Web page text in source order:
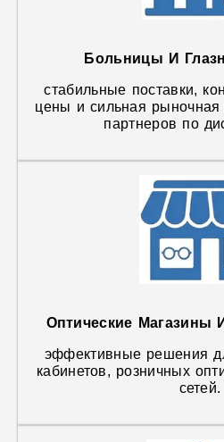
Больницы И
стабильные поставки,
цены и сильная
партнеров по
Оптические Магазины
эффективные решения
кабинетов, розничных
сетей.